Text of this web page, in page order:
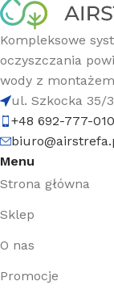
Kompleksowe
oczyszczania
wody z
ul. Szkocka 35/
+48 692-777-010
Menu
Strona główna
Sklep
O nas
Promocje